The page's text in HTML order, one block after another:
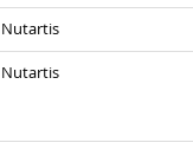
Nutartis
Nutartis